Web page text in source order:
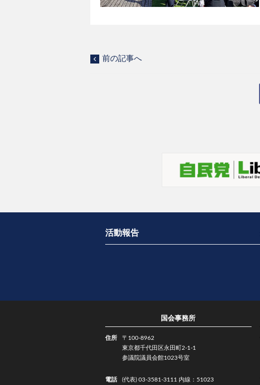
前の記事へ
活動報告
国会事務所
住所
〒100-8962
東京都千代田区永田町2-1-1
参議院議員会館1023号室
電話 (代表) 03-3581-3111 内線：51023